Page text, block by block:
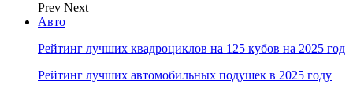
Prev Next
Авто
Рейтинг лучших квадроциклов на 125 кубов на 2025 год
Рейтинг лучших автомобильных подушек в 2025 году